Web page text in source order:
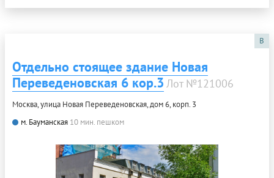
B
Отдельно стоящее здание Новая
Переведеновская 6 кор.3 Лот №121006
Москва, улица Новая Переведеновская, дом 6, корп. 3
м. Бауманская 10 мин. пешком